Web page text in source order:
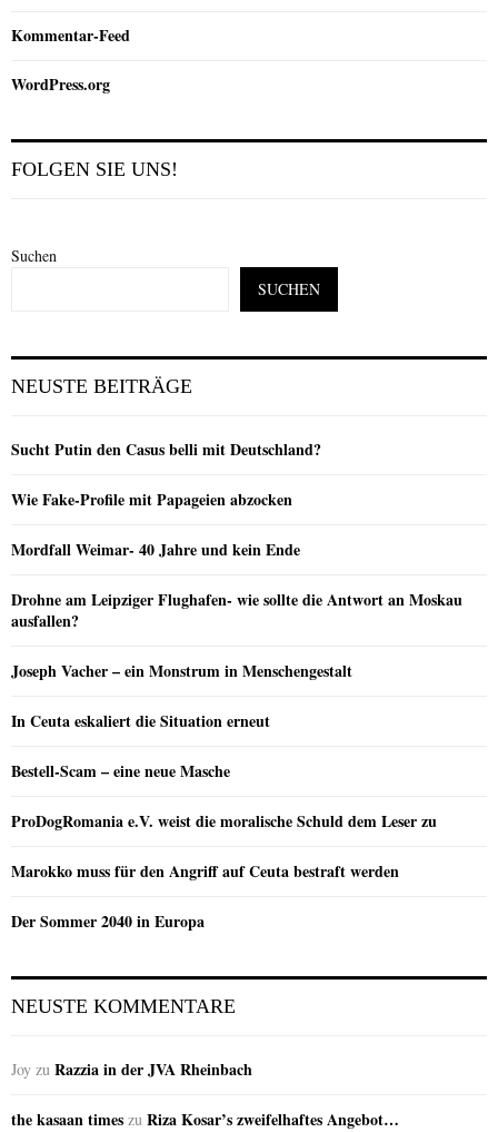
Kommentar-Feed
WordPress.org
FOLGEN SIE UNS!
Suchen
SUCHEN
NEUSTE BEITRÄGE
Sucht Putin den Casus belli mit Deutschland?
Wie Fake-Profile mit Papageien abzocken
Mordfall Weimar- 40 Jahre und kein Ende
Drohne am Leipziger Flughafen- wie sollte die Antwort an Moskau
ausfallen?
Joseph Vacher – ein Monstrum in Menschengestalt
In Ceuta eskaliert die Situation erneut
Bestell-Scam – eine neue Masche
ProDogRomania e.V. weist die moralische Schuld dem Leser zu
Marokko muss für den Angriff auf Ceuta bestraft werden
Der Sommer 2040 in Europa
NEUSTE KOMMENTARE
Joy zu Razzia in der JVA Rheinbach
the kasaan times zu Riza Kosar’s zweifelhaftes Angebot…